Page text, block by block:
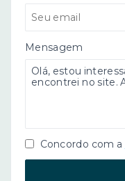
Mensagem
Concordo com a